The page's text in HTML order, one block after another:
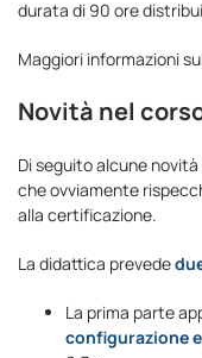
durata di 90 ore
Maggiori informazioni
Novità nel
Di seguito alcune
che ovviamente
alla certificazione.
La didattica prevede
La prima parte
configurazione